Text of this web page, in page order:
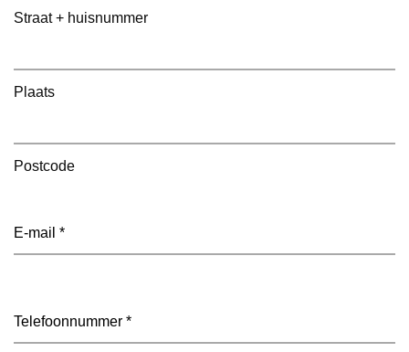
Straat + huisnummer
Plaats
Postcode
E-
Telefoon